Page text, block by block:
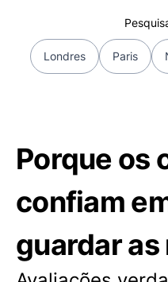
Londres Paris
Porque os
confiam
guardar as